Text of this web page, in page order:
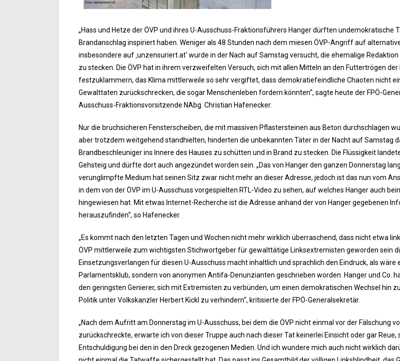
„Hass und Hetze der ÖVP und ihres U-Ausschuss-Fraktionsführers Hanger dürften undemokratische
Brandanschlag inspiriert haben. Weniger als 48 Stunden nach dem miesen ÖVP-Angriff auf
insbesondere auf ‚unzensuriert.at‘ wurde in der Nach auf Samstag versucht, die ehemalige
zu stecken. Die ÖVP hat in ihrem verzweifelten Versuch, sich mit allen Mitteln an den Futtertrögen der
festzuklammern, das Klima mittlerweile so sehr vergiftet, dass demokratiefeindliche Chaoten nicht
Gewalttaten zurückschrecken, die sogar Menschenleben fordern könnten“, sagte heute der FPÖ-
Ausschuss-Fraktionsvorsitzende NAbg. Christian Hafenecker.
Nur die bruchsicheren Fensterscheiben, die mit massiven Pflastersteinen aus Beton durchschlagen
aber trotzdem weitgehend standhielten, hinderten die unbekannten Täter in der Nacht auf Samstag
Brandbeschleuniger ins Innere des Hauses zu schütten und in Brand zu stecken. Die Flüssigkeit
Gehsteig und dürfte dort auch angezündet worden sein. „Das von Hanger den ganzen Donnerstag
verunglimpfte Medium hat seinen Sitz zwar nicht mehr an dieser Adresse, jedoch ist das nun vom
in dem von der ÖVP im U-Ausschuss vorgespielten RTL-Video zu sehen, auf welches Hanger auch
hingewiesen hat. Mit etwas Internet-Recherche ist die Adresse anhand der von Hanger gegebenen
herauszufinden“, so Hafenecker.
„Es kommt nach den letzten Tagen und Wochen nicht mehr wirklich überraschend, dass nicht etwa
ÖVP mittlerweile zum wichtigsten Stichwortgeber für gewalttätige Linksextremisten geworden sein
Einsetzungsverlangen für diesen U-Ausschuss macht inhaltlich und sprachlich den Eindruck, als wäre
Parlamentsklub, sondern von anonymen Antifa-Denunzianten geschrieben worden. Hanger und Co.
den geringsten Genierer, sich mit Extremisten zu verbünden, um einen demokratischen Wechsel hin
Politik unter Volkskanzler Herbert Kickl zu verhindern“, kritisierte der FPÖ-Generalsekretär.
„Nach dem Aufritt am Donnerstag im U-Ausschuss, bei dem die ÖVP nicht einmal vor der Fälschung
zurückschreckte, erwarte ich von dieser Truppe auch nach dieser Tat keinerlei Einsicht oder gar Reue,
Entschuldigung bei den in den Dreck gezogenen Medien. Und ich wundere mich auch nicht wirklich